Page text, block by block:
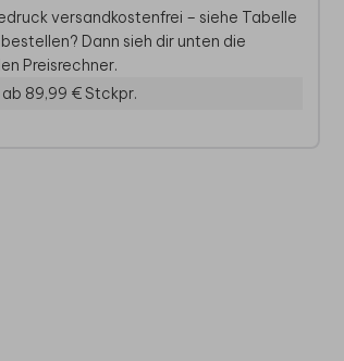
DANKESKARTE
versandkostenfrei – siehe Tabelle
Dann sieh dir unten die
Preisrechner.
ab 89,99 €Stckpr.